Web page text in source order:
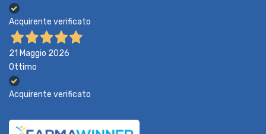
Acquirente verificato
21 Maggio 2026
Ottimo
Acquirente verificato